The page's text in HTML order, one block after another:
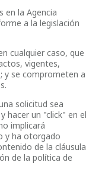
en la Agencia
a la legislación
cualquier caso, que
vigentes,
y se comprometen a
solicitud sea
hacer un "click" en el
implicará
y ha otorgado
de la cláusula
de la política de